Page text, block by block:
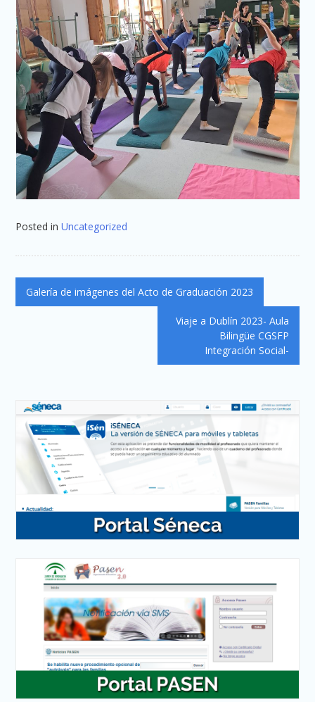
Posted inUncategorized
Navegación
de
Galería de imágenes del Acto de Graduación 2023
Viaje a Dublín 2023- Aula
Bilingüe CGSFP
Integración Social-